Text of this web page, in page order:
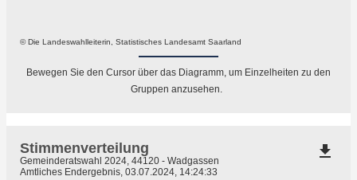
© Die Landeswahlleiterin, Statistisches Landesamt Saarland
Bewegen Sie den Cursor über das Diagramm, um Einzelheiten zu den
Gruppen anzusehen.
Stimmenverteilung
Gemeinderatswahl 2024, 44120 - Wadgassen
Amtliches Endergebnis, 03.07.2024, 14:24:33
file_download